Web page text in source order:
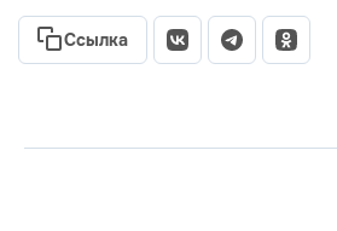
Ссылка